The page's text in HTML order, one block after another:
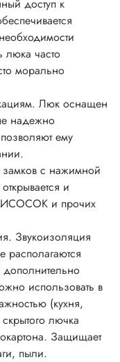
доступ к
люка часто
морально
Люк оснащен
надежно
ему
замков с нажимной
и
и прочих
Звукоизоляция
располагаются
использовать в
(кухня,
лючка
Защищает
пыли.